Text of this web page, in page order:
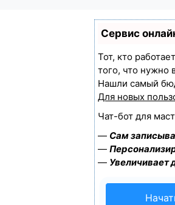
Сервис
Тот, кто
того, что нужно
Нашли самый
Для новых
Чат-бот для
— Сам
—
— Увеличивает